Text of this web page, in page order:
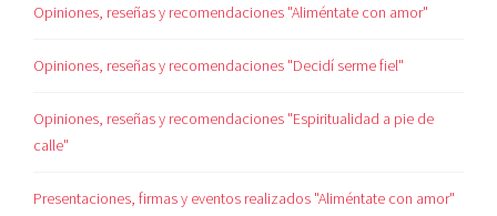
Opiniones, reseñas y recomendaciones "Aliméntate con amor"
Opiniones, reseñas y recomendaciones "Decidí serme fiel"
Opiniones, reseñas y recomendaciones "Espiritualidad a pie de
calle"
Presentaciones, firmas y eventos realizados "Aliméntate con amor"